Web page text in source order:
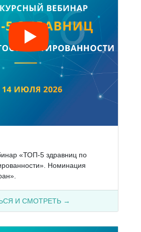
«ТОП-5 здравниц по
Номинация
И СМОТРЕТЬ →